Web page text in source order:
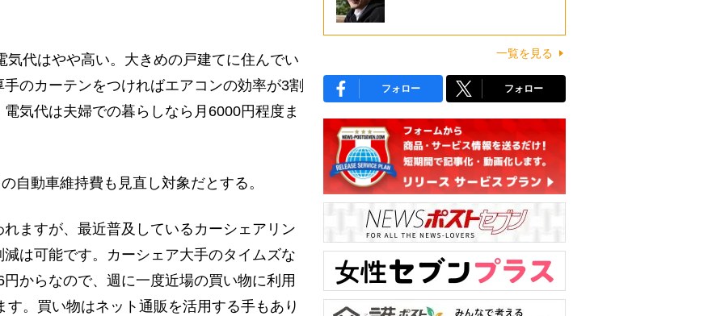
気代はやや高い。大きめの戸建てに住んでい
のカーテンをつければエアコンの効率が3割
気代は夫婦での暮らしなら月6000円程度ま
自動車維持費も見直し対象だとする。
れますが、最近普及しているカーシェアリン
は可能です。カーシェア大手のタイムズな
からなので、週に一度近場の買い物に利用
。買い物はネット通販を活用する手もあり
一覧を見る
フォロー フォロー